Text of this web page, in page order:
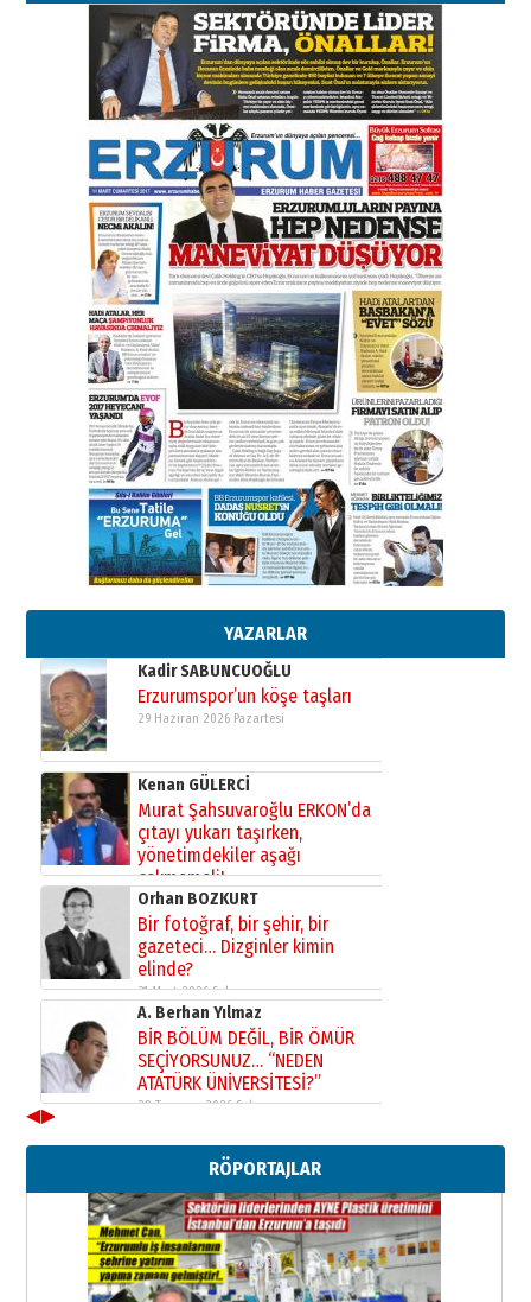
YAZARLAR
Murat Şahsuvaroğlu ERKON’da
çıtayı yukarı taşırken,
yönetimdekiler aşağı
çekmemeli!
17 Şubat 2026 SalıOrhan BOZKURT
Bir fotoğraf, bir şehir, bir
gazeteci… Dizginler kimin
elinde?
31 Mart 2026 Salı
A. Berhan Yılmaz
BİR BÖLÜM DEĞİL, BİR ÖMÜR
SEÇİYORSUNUZ… “NEDEN
ATATÜRK ÜNİVERSİTESİ?”
28 Temmuz 2026 Salı
Ahmet Gökhan YAZICI
Ahmed Yesevi’den bir Alperen…
”Reisimiz” idi… Hakka yürüdü.!
26 Mart 2026 Perşembe
Cem Bakırcı
Ardında bıraktığı hatıralarıyla
gönül adamı Faruk Terzioğlu!
13 Mayıs 2026 Çarşamba
Esat BİNDESEN
Başkan Sekmen’den Erzurum’a
bir vizyon proje daha!
02 Ağustos 2026 Pazar
Kadir SABUNCUOĞLU
Erzurumspor’un köşe taşları
29 Haziran 2026 Pazartesi
Kenan GÜLERCİ
Murat Şahsuvaroğlu ERKON’da
çıtayı yukarı taşırken,
yönetimdekiler aşağı
çekmemeli!
17 Şubat 2026 SalıOrhan BOZKURT
Bir fotoğraf, bir şehir, bir
gazeteci… Dizginler kimin
elinde?
31 Mart 2026 Salı
A. Berhan Yılmaz
BİR BÖLÜM DEĞİL, BİR ÖMÜR
SEÇİYORSUNUZ… “NEDEN
ATATÜRK ÜNİVERSİTESİ?”
28 Temmuz 2026 Salı
Ahmed Yesevi’den bir Alperen…
”Reisimiz” idi… Hakka yürüdü.!
26 Mart 2026 Perşembe
Cem Bakırcı
Ardında bıraktığı hatıralarıyla
gönül adamı Faruk Terzioğlu!
◀▶
RÖPORTAJLAR